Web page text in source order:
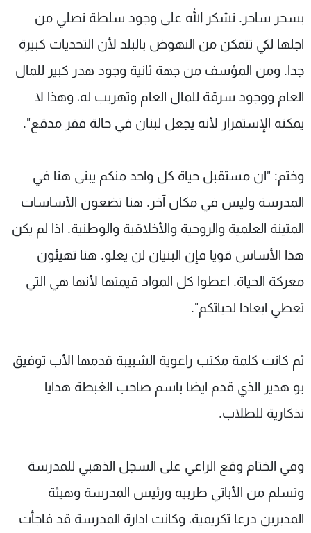
بسحر ساحر. نشكر الله على وجود سلطة نصلي من
اجلها لكي تتمكن من النهوض بالبلد لأن التحديات كبيرة
جدا. ومن المؤسف من جهة ثانية وجود هدر كبير للمال
العام ووجود سرقة للمال العام وتهريب له، وهذا لا
يمكنه الإستمرار لأنه يجعل لبنان في حالة فقر مدقع".
وختم: "ان مستقبل حياة كل واحد منكم يبنى هنا في
المدرسة وليس في مكان آخر. هنا تضعون الأساسات
المتينة العلمية والروحية والأخلاقية والوطنية. اذا لم يكن
هذا الأساس قويا فإن البنيان لن يعلو. هنا تهيئون
معركة الحياة. اعطوا كل المواد قيمتها لأنها هي التي
تعطي ابعادا لحياتكم".
ثم كانت كلمة مكتب راعوية الشبيبة قدمها الأب توفيق
بو هدير الذي قدم ايضا باسم صاحب الغبطة هدايا
تذكارية للطلاب.
وفي الختام وقع الراعي على السجل الذهبي للمدرسة
وتسلم من الأباتي طربيه ورئيس المدرسة وهيئة
المدبرين درعا تكريمية، وكانت ادارة المدرسة قد فاجأت